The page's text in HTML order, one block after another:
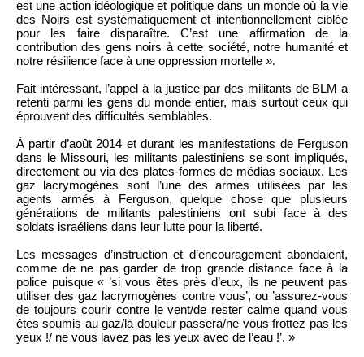
est une action idéologique et politique dans un monde où la vie
des Noirs est systématiquement et intentionnellement ciblée
pour les faire disparaître. C’est une affirmation de la
contribution des gens noirs à cette société, notre humanité et
notre résilience face à une oppression mortelle ».
Fait intéressant, l’appel à la justice par des militants de BLM a
retenti parmi les gens du monde entier, mais surtout ceux qui
éprouvent des difficultés semblables.
À partir d’août 2014 et durant les manifestations de Ferguson
dans le Missouri, les militants palestiniens se sont impliqués,
directement ou via des plates-formes de médias sociaux. Les
gaz lacrymogènes sont l’une des armes utilisées par les
agents armés à Ferguson, quelque chose que plusieurs
générations de militants palestiniens ont subi face à des
soldats israéliens dans leur lutte pour la liberté.
Les messages d’instruction et d’encouragement abondaient,
comme de ne pas garder de trop grande distance face à la
police puisque « ’si vous êtes près d’eux, ils ne peuvent pas
utiliser des gaz lacrymogènes contre vous’, ou ’assurez-vous
de toujours courir contre le vent/de rester calme quand vous
êtes soumis au gaz/la douleur passera/ne vous frottez pas les
yeux !/ ne vous lavez pas les yeux avec de l’eau !’. »